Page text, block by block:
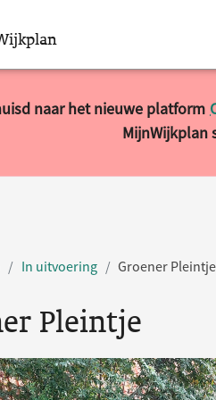
naar het nieuwe platform
MijnWijkplan
In uitvoering Groener Pleintje
Pleintje